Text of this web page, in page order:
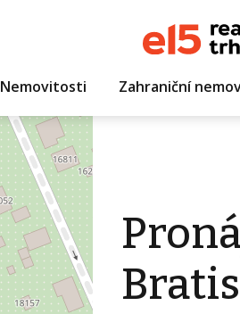
Nemovitosti Zahraniční